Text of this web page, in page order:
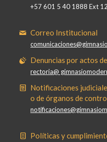
+57 601 5 40 1888 Ext
Correo Institucional
Denuncias por actos
rectoria@
Notificaciones
o de órganos de
Políticas y